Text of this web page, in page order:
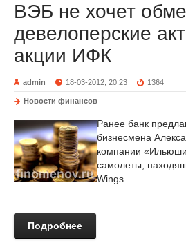
ВЭБ не хочет
девелоперские
акции ИФК
admin 18-03-2012, 20:23 1364
Новости финансов
Ранее банк
бизнесмена
компании
самолеты,
Wings
Подробнее